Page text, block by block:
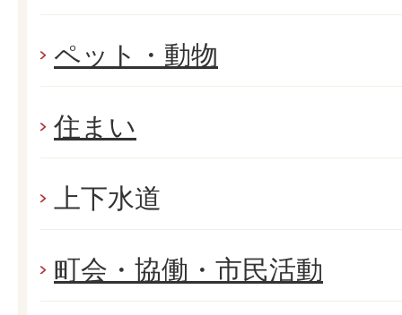
ペット・動物
住まい
上下水道
町会・協働・市民活動